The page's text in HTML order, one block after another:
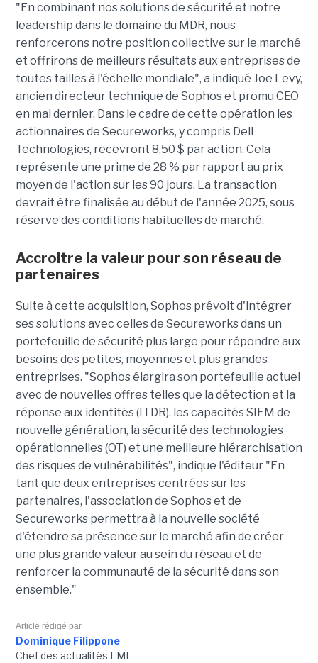
"En combinant nos solutions de sécurité et notre
leadership dans le domaine du MDR, nous
renforcerons notre position collective sur le marché
et offrirons de meilleurs résultats aux entreprises de
toutes tailles à l'échelle mondiale", a indiqué Joe Levy,
ancien directeur technique de Sophos et promu CEO
en mai dernier. Dans le cadre de cette opération les
actionnaires de Secureworks, y compris Dell
Technologies, recevront 8,50 $ par action. Cela
représente une prime de 28 % par rapport au prix
moyen de l'action sur les 90 jours. La transaction
devrait être finalisée au début de l'année 2025, sous
réserve des conditions habituelles de marché.
Accroitre la valeur pour son réseau de
partenaires
Suite à cette acquisition, Sophos prévoit d'intégrer
ses solutions avec celles de Secureworks dans un
portefeuille de sécurité plus large pour répondre aux
besoins des petites, moyennes et plus grandes
entreprises. "Sophos élargira son portefeuille actuel
avec de nouvelles offres telles que la détection et la
réponse aux identités (ITDR), les capacités SIEM de
nouvelle génération, la sécurité des technologies
opérationnelles (OT) et une meilleure hiérarchisation
des risques de vulnérabilités", indique l'éditeur "En
tant que deux entreprises centrées sur les
partenaires, l'association de Sophos et de
Secureworks permettra à la nouvelle société
d'étendre sa présence sur le marché afin de créer
une plus grande valeur au sein du réseau et de
renforcer la communauté de la sécurité dans son
ensemble."
Article rédigé par
Dominique Filippone
Chef des actualités LMI